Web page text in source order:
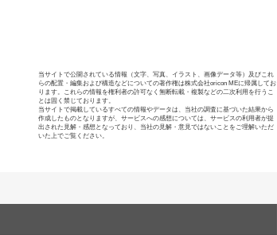
当サイトで公開されている情報（文字、写真、イラスト、画像データ等）及びこれ
らの配置・編集および構造などについての著作権は株式会社oricon MEに帰属してお
ります。これらの情報を権利者の許可なく無断転載・複製などの二次利用を行うこ
とは固く禁じております。
当サイトで掲載しているすべての情報やデータは、当社の調査に基づいた結果から
作成したものとなりますが、サービスへの感想については、サービスの利用者が提
出された見解・感想となっており、当社の見解・意見ではないことをご理解いただ
いた上でご覧ください。